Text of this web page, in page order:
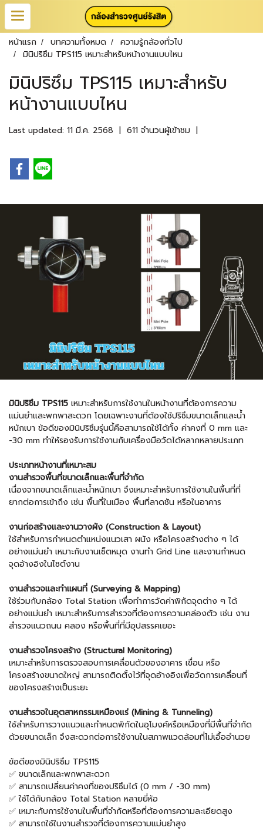
หน้าแรก บทความทั้งหมด
ความรู้กล้องทั่วไป
มินิปริซึม TPS115 เหมาะสำหรับหน้างานแบบไหน
มินิปริซึม TPS115 เหมาะสำหรับ
หน้างานแบบไหน
Last updated: 11 มี.ค. 2568 | 611 จำนวนผู้เข้าชม |
มินิปริซึม TPS115 เหมาะสำหรับการใช้งานในหน้างานที่ต้องการความ
แม่นยำและพกพาสะดวก โดยเฉพาะงานที่ต้องใช้ปริซึมขนาดเล็กและน้ำ
หนักเบา ข้อดีของมินิปริซึมรุ่นนี้คือสามารถใช้ได้ทั้ง ค่าคงที่ 0 mm และ
-30 mm ทำให้รองรับการใช้งานกับเครื่องมือวัดได้หลากหลายประเภท
ประเภทหน้างานที่เหมาะสม
งานสำรวจพื้นที่ขนาดเล็กและพื้นที่จำกัด
เนื่องจากขนาดเล็กและน้ำหนักเบา จึงเหมาะสำหรับการใช้งานในพื้นที่ที่
ยากต่อการเข้าถึง เช่น พื้นที่ในเมือง พื้นที่ลาดชัน หรือในอาคาร
งานก่อสร้างและงานวางผัง (Construction & Layout)
ใช้สำหรับการกำหนดตำแหน่งแนวเสา ผนัง หรือโครงสร้างต่าง ๆ ได้
อย่างแม่นยำ เหมาะกับงานเซ็ตหมุด งานทำ Grid Line และงานกำหนด
จุดอ้างอิงในไซต์งาน
งานสำรวจและทำแผนที่ (Surveying & Mapping)
ใช้ร่วมกับกล้อง Total Station เพื่อทำการวัดค่าพิกัดจุดต่าง ๆ ได้
อย่างแม่นยำ เหมาะสำหรับการสำรวจที่ต้องการความคล่องตัว เช่น งาน
สำรวจแนวถนน คลอง หรือพื้นที่ที่มีอุปสรรคเยอะ
งานสำรวจโครงสร้าง (Structural Monitoring)
เหมาะสำหรับการตรวจสอบการเคลื่อนตัวของอาคาร เขื่อน หรือ
โครงสร้างขนาดใหญ่ สามารถติดตั้งไว้ที่จุดอ้างอิงเพื่อวัดการเคลื่อนที่
ของโครงสร้างเป็นระยะ
งานสำรวจในอุตสาหกรรมเหมืองแร่ (Mining & Tunneling)
ใช้สำหรับการวางแนวและกำหนดพิกัดในอุโมงค์หรือเหมืองที่มีพื้นที่จำกัด
ด้วยขนาดเล็ก จึงสะดวกต่อการใช้งานในสภาพแวดล้อมที่ไม่เอื้ออำนวย
ข้อดีของมินิปริซึม TPS115
✅ ขนาดเล็กและพกพาสะดวก
✅ สามารถเปลี่ยนค่าคงที่ของปริซึมได้ (0 mm / -30 mm)
✅ ใช้ได้กับกล้อง Total Station หลายยี่ห้อ
✅ เหมาะกับการใช้งานในพื้นที่จำกัดหรือที่ต้องการความละเอียดสูง
✅ สามารถใช้ในงานสำรวจที่ต้องการความแม่นยำสูง